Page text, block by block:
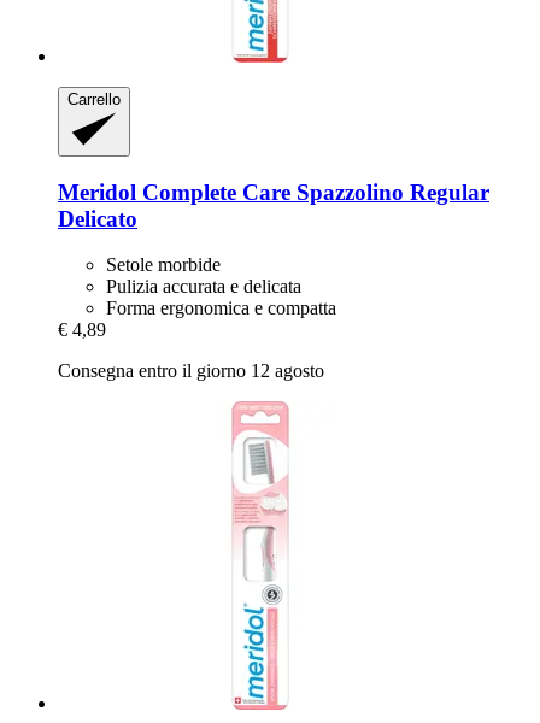
Carrello
Meridol Complete Care Spazzolino Regular
Delicato
Setole morbide
Pulizia accurata e delicata
Forma ergonomica e compatta
€ 4,89
Consegna entro il giorno 12 agosto